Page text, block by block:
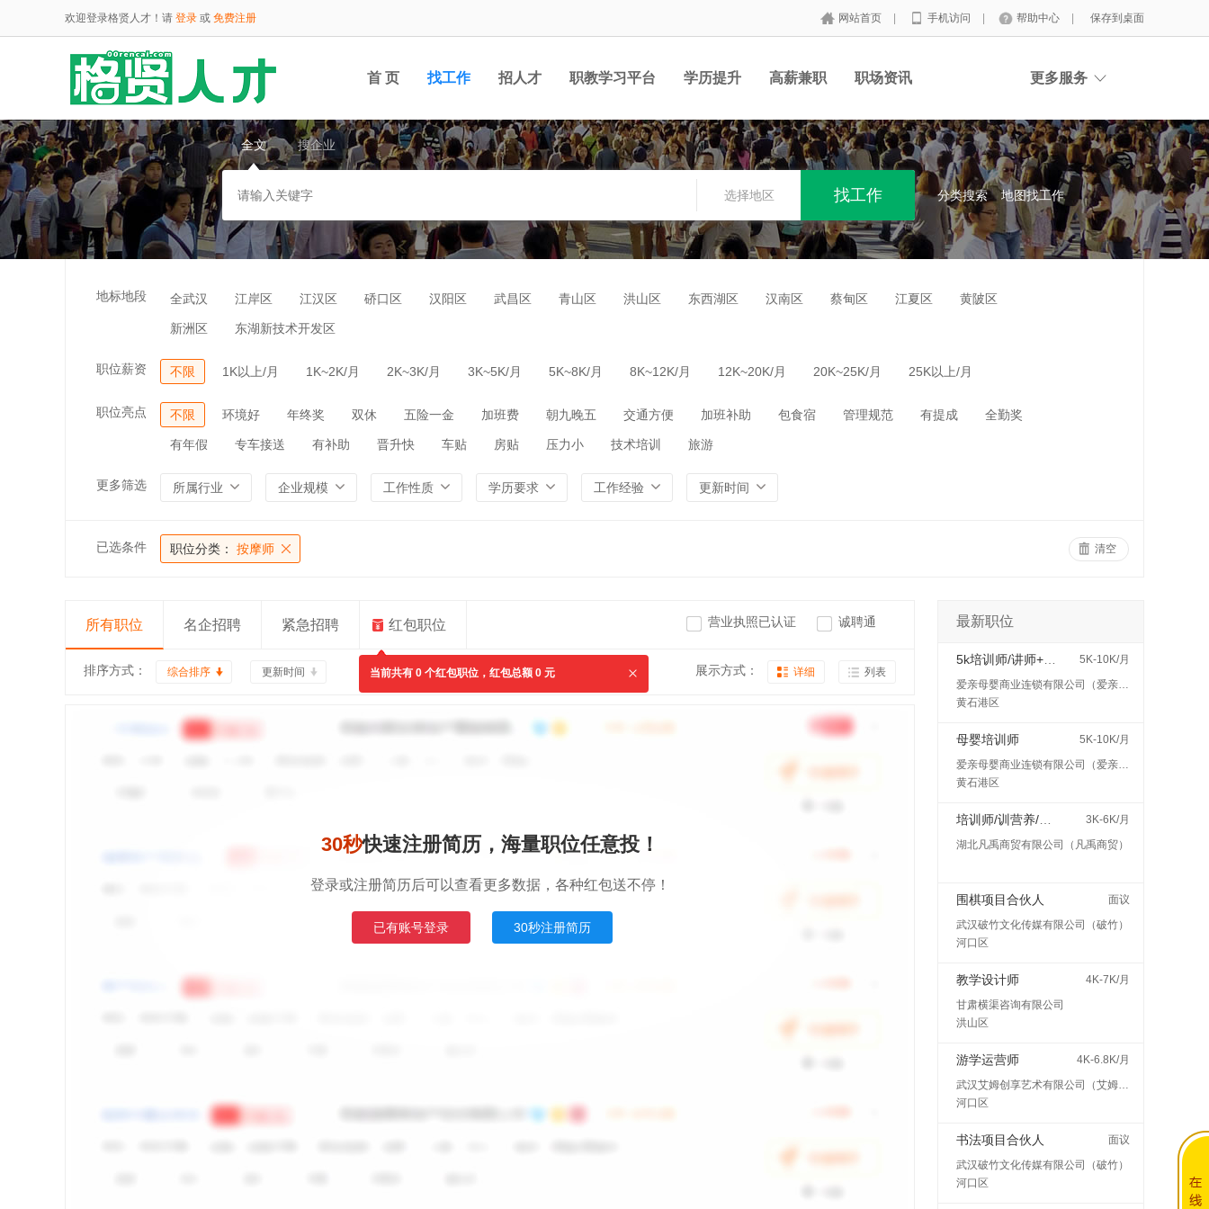
欢迎登录格贤人才！请 登录 或 免费注册 网站首页 手机访问 帮助中心 保存到桌面
首 页 找工作 招人才 职教学习平台 学历提升 高薪兼职 职场资讯
云端职位
更多服务
全文 搜企业
选择地区 分类搜索 地图找工作
地标地段 全武汉 江岸区 江汉区 硚口区 汉阳区 武昌区 青山区 洪山区 东西湖区 汉南区 蔡甸区 江夏区 黄陂区
新洲区 东湖新技术开发区
职位薪资 不限 1K以上/月 1K~2K/月 2K~3K/月 3K~5K/月 5K~8K/月 8K~12K/月 12K~20K/月 20K~25K/月 25K以上/月
职位亮点 不限 环境好 年终奖 双休 五险一金 加班费 朝九晚五 交通方便 加班补助 包食宿 管理规范 有提成 全勤奖
有年假 专车接送 有补助 晋升快 车贴 房贴 压力小 技术培训 旅游
更多筛选 所属行业 企业规模 工作性质 学历要求 工作经验 更新时间
已选条件 职位分类： 按摩师 清空
所有职位 名企招聘 紧急招聘 红包职位
当前共有 0 个红包职位，红包总额 0 元
营业执照已认证 诚聘通
排序方式： 综合排序 更新时间 展示方式： 详细 列表
30秒快速注册简历，海量职位任意投！
登录或注册简历后可以查看更多数据，各种红包送不停！
已有账号登录 30秒注册简历
最新职位
5K-10K/月
爱亲母婴商业连锁有限公司（爱亲母婴）
黄石港区
母婴培训师
5K-10K/月
爱亲母婴商业连锁有限公司（爱亲母婴）
黄石港区
3K-6K/月
湖北凡禹商贸有限公司（凡禹商贸）
围棋项目合伙人
面议
武汉破竹文化传媒有限公司（破竹）
河口区
教学设计师
4K-7K/月
甘肃横渠咨询有限公司
洪山区
游学运营师
4K-6.8K/月
武汉艾姆创享艺术有限公司（艾姆创享）
河口区
书法项目合伙人
面议
武汉破竹文化传媒有限公司（破竹）
河口区